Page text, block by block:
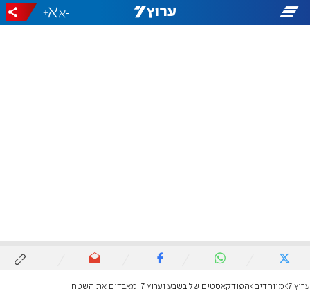
-
+
ערוץ 7 מיוחדים הפודקאסטים של בשבע וערוץ 7: מאבדים את השטח